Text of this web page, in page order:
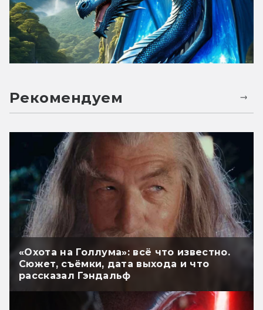
Рекомендуем
«Охота на Голлума»: всё что известно.
Сюжет, съёмки, дата выхода и что
рассказал Гэндальф